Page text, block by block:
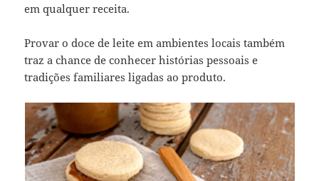
em qualquer receita.
Provar o doce de leite em ambientes locais também
traz a chance de conhecer histórias pessoais e
tradições familiares ligadas ao produto.